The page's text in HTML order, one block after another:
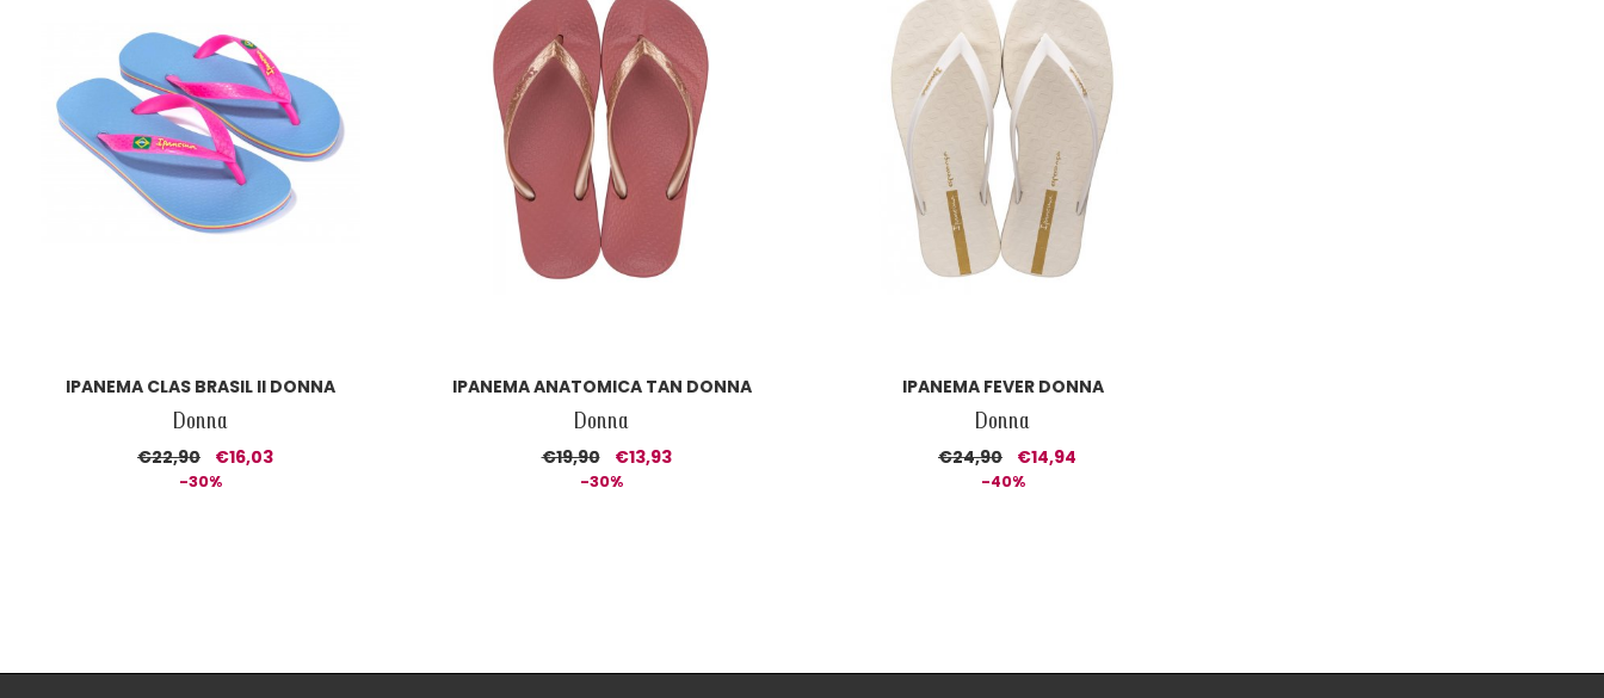
IPANEMA CLAS BRASIL II DONNA
Donna
€22,90 €16,03
-30%
IPANEMA ANATOMICA TAN DONNA
Donna
€19,90 €13,93
-30%
IPANEMA FEVER DONNA
Donna
€24,90 €14,94
-40%